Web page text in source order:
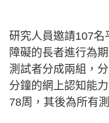
研究人員邀請107名
障礙的長者進行為
測試者分成兩組，
分鐘的網上認知能
78周，其後為所有